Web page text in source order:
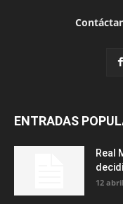
ENTRADAS
Real
12